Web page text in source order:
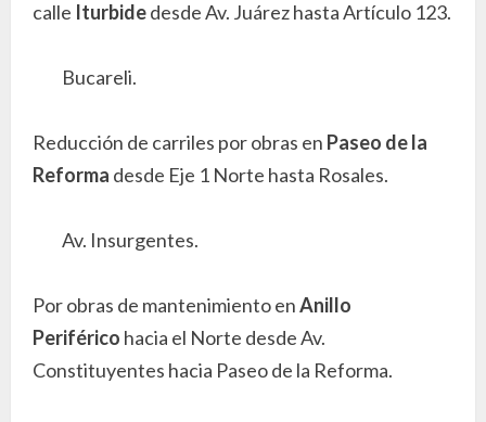
calle Iturbidedesde Av. Juárez hasta Artículo 123.
Bucareli.
Reducción de carriles por obras en Paseo de la
Reforma desde Eje 1 Norte hasta Rosales.
Av. Insurgentes.
Por obras de mantenimiento enAnillo
Periférico hacia el Norte desde Av.
Constituyentes hacia Paseo de la Reforma.